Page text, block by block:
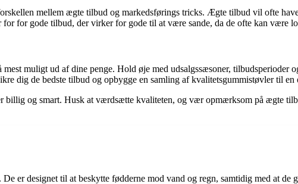
mellem ægte tilbud og markedsførings tricks. Ægte tilbud vil ofte
for gode tilbud, der virker for gode til at være sande, da de ofte kan være
muligt ud af dine penge. Hold øje med udsalgssæsoner, tilbudsperioder
dig de bedste tilbud og opbygge en samling af kvalitetsgummistøvler til
billig og smart. Husk at værdsætte kvaliteten, og vær opmærksom på ægte
er designet til at beskytte fødderne mod vand og regn, samtidig med at de